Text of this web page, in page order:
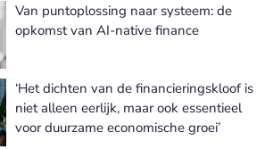
Van puntoplossing naar systeem: de
opkomst van AI-native finance
‘Het dichten van de financieringskloof is
niet alleen eerlijk, maar ook essentieel
voor duurzame economische groei’